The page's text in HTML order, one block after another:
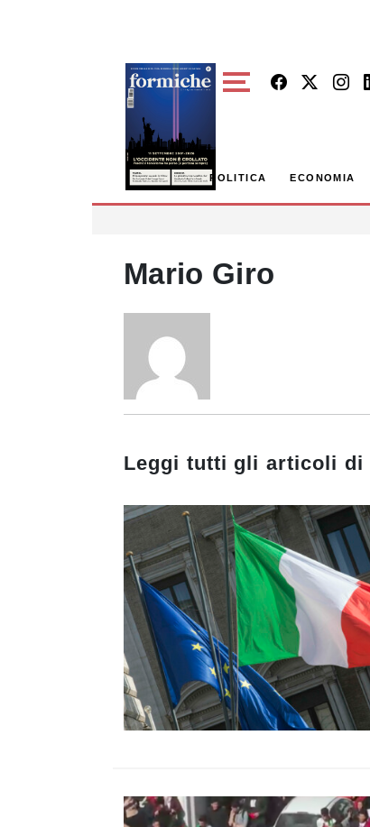
POLITICA ECONOMIA
Mario Giro
Leggi tutti gli articoli di